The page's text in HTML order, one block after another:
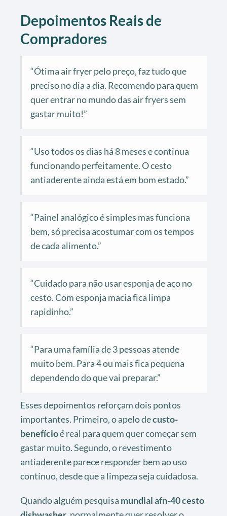
Depoimentos Reais de
Compradores
“Ótima air fryer pelo preço, faz tudo que
preciso no dia a dia. Recomendo para quem
quer entrar no mundo das air fryers sem
gastar muito!”
“Uso todos os dias há 8 meses e continua
funcionando perfeitamente. O cesto
antiaderente ainda está em bom estado.”
“Painel analógico é simples mas funciona
bem, só precisa acostumar com os tempos
de cada alimento.”
“Cuidado para não usar esponja de aço no
cesto. Com esponja macia fica limpa
rapidinho.”
“Para uma família de 3 pessoas atende
muito bem. Para 4 ou mais fica pequena
dependendo do que vai preparar.”
Esses depoimentos reforçam dois pontos
importantes. Primeiro, o apelo decusto-
benefícioé real para quem quer começar sem
gastar muito. Segundo, o revestimento
antiaderente parece responder bem ao uso
contínuo, desde que a limpeza seja cuidadosa.
Quando alguém pesquisa mundial afn-40 cesto